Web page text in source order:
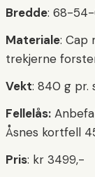
Bredde: 68-54-
Materiale: Cap
trekjerne
Vekt: 840 g pr.
Fellelås:
Åsnes kortfell
Pris: kr 3499,-